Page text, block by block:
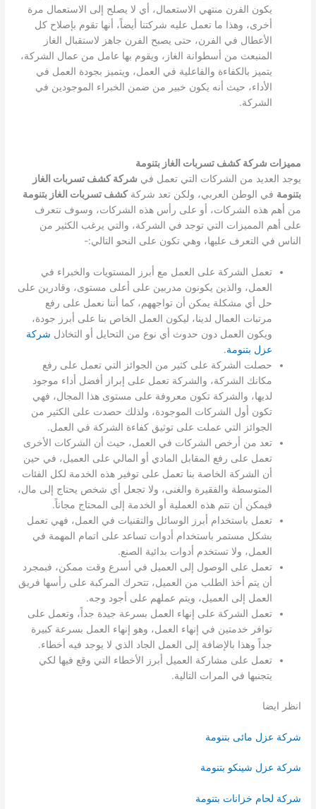
يكون الفرن منتهي الاستعمال، أي لا يصلح إلى الاستعمال مرة
أخرى، وهذا ما تعمل عليه شركتنا أيضاً، أنها تقوم بإصلاح كل
الأعطال في الفرن، حتى يصبح الفرن جاهز لاستقبال الغاز
المنبعث من أسطوانة الغاز، ويقوم بها عامل من عمال الشركة،
يتميز بالكفاءة والفاعلية في العمل، ويتميز بجودة العمل في
الأداء، حيث أنه يكون خبير من ضمن الخبراء الموجودين في
الشركة.
مميزات شركة كشف تسربات الغاز بتنومة
يوجد العديد من الشركات التي تعمل في شركة كشف تسربات الغاز
بتنومة في الوطن العربي، ولكن تعد شركةكشف تسربات الغاز بتنومة
من أهم هذه الشركات، أو على رأس هذه الشركات، وسوف نتعرف
على أهم المميزات التي توجد في الشركة، والتي يرغب الكثير من
الناس في التعرف عليها، وهي تكون على النحو التالي:-
تعمل الشركة على العمل مع أبرز المستويات والخبراء في
العمل، والذين يكونون مدربين على أعلى مستوى، وقادرين على
حل أي مشكلة يمكن أن تواجههم، كما أننا نعمل على رفع
مرتبات العمال لدينا، ليكون العمل الخاص بنا على أبرز جودة،
ويكون العمل دون حدوث أي نوع من التحايل أو التخاذل شركة
عزل بتنومة.
حصلت الشركة على كثير من الجوائز التي تعمل على رفع
مكانك الشركة، والشركة تعمل على إبراز أفضل أداء موجود
لديها، والشركة تكون معروفة على مستوى هذا المجال، فهي
تكون أول الشركات الموجودة، ولذلك حصدت على الكثير من
الجوائز التي عملت على توثيق كفاءة الشركة في العمل.
تعد من أرخص الشركات في العمل، حيث أن الشركات الأخرى
تعمل على رفع المقابل المادي أو المالي على العميل، في حين
أن الشركة الخاصة بنا تعمل على توفير هذه الخدمة لكل الفئات
المتوسطة والفقيرة والغنى، ولا تجعل أي شخص يحتاج إلى مال،
فيمكن أن تتم هذه العملية أو الخدمة إلى المحتاج مجاناً.
تعمل باستخدام أبرز الوسائل والتقنيات في العمل، فهي تعمل
بشكل مستمر باستخدام أدوات تساعد على اتمام المهمة في
العمل، ولا تستخدم أدوات بدائية الصنع.
تعمل على الوصول إلى العميل في أسرع وقت ممكن، فبمجرد
أن يتم أخذ الطلب من العميل، تتحرك المركبة على رأسها فريق
العمل إلى العميل، ويتم عملهم على أجود وجه.
تعمل الشركة على إنهاء العمل بسرعة جيدة جداً، وتعمل على
توافر خدمتين في إنهاء العمل، وهو إنهاء العمل بسرعة كبيرة
جداً وهذا بالإضافة إلى العمل الجاد الذي لا يوجد فيه أخطاء.
تعمل على مشاركة العميل أبرز الأخطاء التي وقع فيها لكي
يتجنبها في المرات التالية.
انظر ايضا
شركة عزل مائى بتنومة
شركة عزل شينكو بتنومة
شركة لحام خزانات بتنومة